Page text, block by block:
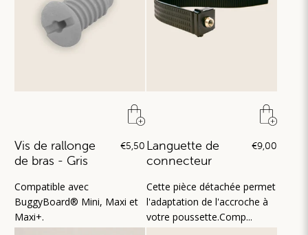
Vis de rallonge
de bras - Gris
€5,50
Compatible avec
BuggyBoard® Mini, Maxi et
Maxi+.
Languette de
connecteur
€9,00
Cette pièce détachée permet
l'adaptation de l'accroche à
votre poussette.Comp...